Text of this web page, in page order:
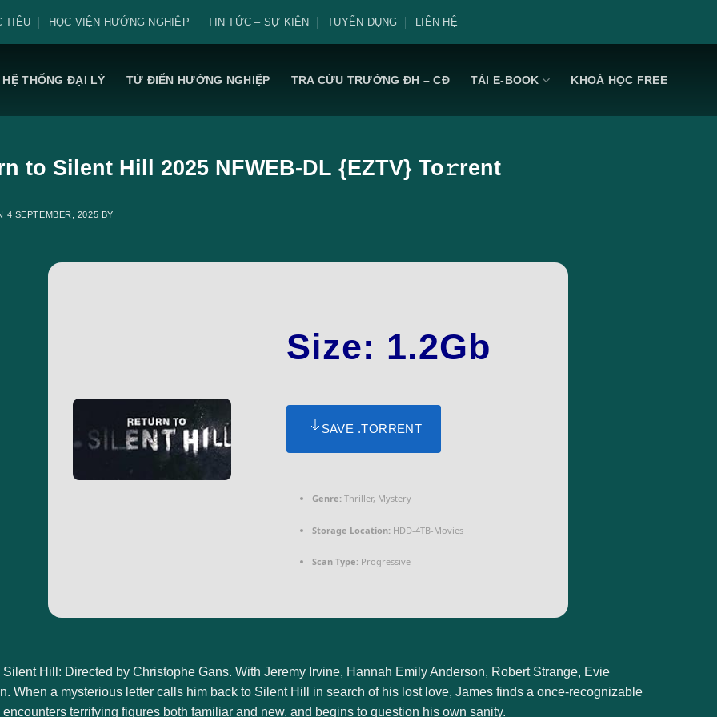
TIÊU HỌC VIỆN HƯỚNG NGHIỆP TIN TỨC – SỰ KIỆN TUYỂN DỤNG LIÊN HỆ
HỆ THỐNG ĐẠI LÝ TỪ ĐIỂN HƯỚNG NGHIỆP TRA CỨU TRƯỜNG ĐH – CĐ TẢI E-BOOK KHOÁ HỌC FREE
to Silent Hill 2025 NFWEB-DL {EZTV} To𝚛rent
4 SEPTEMBER, 2025 BY
Size: 1.2Gb
SAVE .TORRENT
Genre:Thriller, Mystery
Storage Location:HDD-4TB-Movies
Scan Type:Progressive
Silent Hill: Directed by Christophe Gans. With Jeremy Irvine, Hannah Emily Anderson, Robert Strange, Evie
When a mysterious letter calls him back to Silent Hill in search of his lost love, James finds a once-recognizable
terrifying figures both familiar and new, and begins to question his own sanity.